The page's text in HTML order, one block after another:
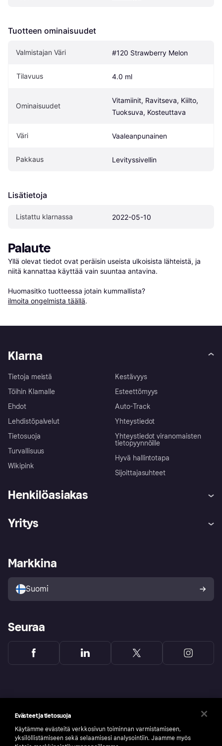
Tuotteen ominaisuudet
Valmistajan Väri #120 Strawberry Melon
Tilavuus 4.0 ml
Ominaisuudet
Vitamiinit, Ravitseva, Kiilto,
Tuoksuva, Kosteuttava
Väri Vaaleanpunainen
Pakkaus Levityssivellin
Lisätietoja
Listattu klarnassa 2022-05-10
Palaute
Yllä olevat tiedot ovat peräisin useista ulkoisista lähteistä, ja
niitä kannattaa käyttää vain suuntaa antavina.
Huomasitko tuotteessa jotain kummallista?
ilmoita ongelmista täällä.
Klarna
Tietoja meistä
Töihin Klarnalle
Ehdot
Lehdistöpalvelut
Tietosuoja
Turvallisuus
Wikipink
Kestävyys
Esteettömyys
Auto-Track
Yhteystiedot
Yhteystiedot viranomaisten
tietopyynnöille
Hyvä hallintotapa
Sijoittajasuhteet
Henkilöasiakas
Kirjaudu sisään
Tutustu kauppoihin
Ostajan turva
Yritys
Kirjaudu sisään yrityksenä
Markkina
Suomi
Seuraa
Evästeet ja tietosuoja
Käytämme evästeitä verkkosivun toiminnan varmistamiseen,
yksilöllistämiseen sekä selaamisesi analysointiin. Jaamme myös